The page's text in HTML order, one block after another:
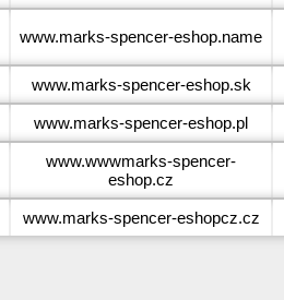
www.marks-spencer-eshop.name
www.marks-spencer-eshop.sk
www.marks-spencer-eshop.pl
www.wwwmarks-spencer-
eshop.cz
www.marks-spencer-eshopcz.cz